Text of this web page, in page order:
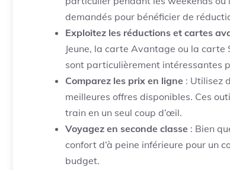
demandés pour bénéficier de
Exploitez les réductions et cartes
Jeune, la carte Avantage ou la carte
sont particulièrement intéressantes
Comparez les prix en ligne : Utilisez
meilleures offres disponibles. Ces
train en un seul coup d’œil.
Voyagez en seconde classe : Bien
confort d‘à peine inférieure pour un
budget.